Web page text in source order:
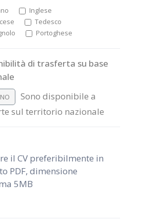
Inglese
Tedesco
Portoghese
di trasferta su base
NO
Sono disponibile a
sul territorio nazionale
il CV preferibilmente in
PDF, dimensione
5MB